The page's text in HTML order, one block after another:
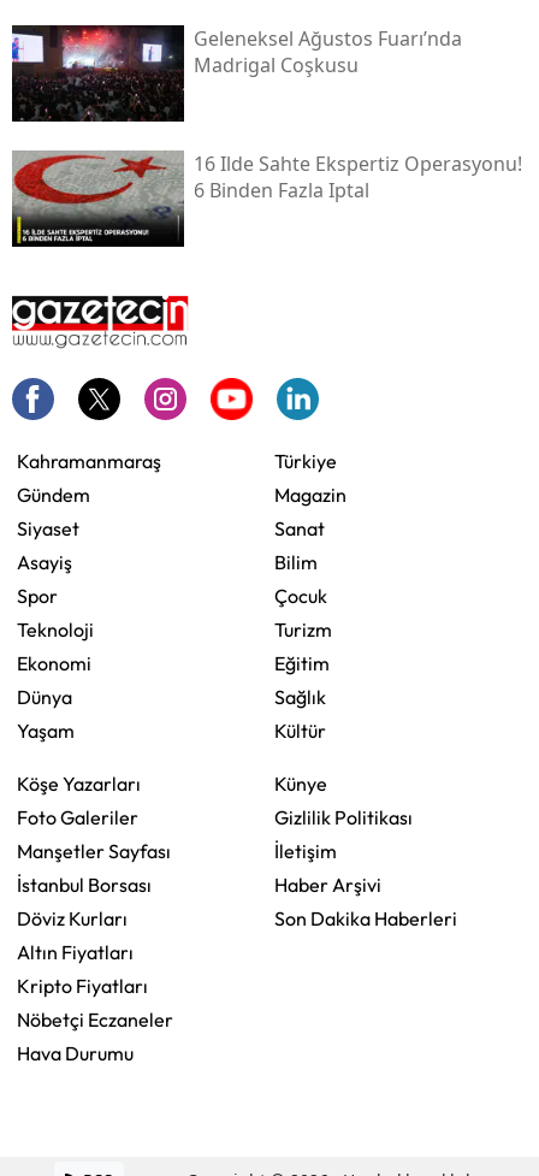
Geleneksel Ağustos Fuarı’nda
Madrigal Coşkusu
16 Ilde Sahte Ekspertiz Operasyonu!
6 Binden Fazla Iptal
Kahramanmaraş
Gündem
Siyaset
Asayiş
Spor
Teknoloji
Ekonomi
Dünya
Yaşam
Türkiye
Magazin
Sanat
Bilim
Çocuk
Turizm
Eğitim
Sağlık
Kültür
Köşe Yazarları
Foto Galeriler
Manşetler Sayfası
İstanbul Borsası
Döviz Kurları
Altın Fiyatları
Kripto Fiyatları
Nöbetçi Eczaneler
Hava Durumu
Künye
Gizlilik Politikası
İletişim
Haber Arşivi
Son Dakika Haberleri